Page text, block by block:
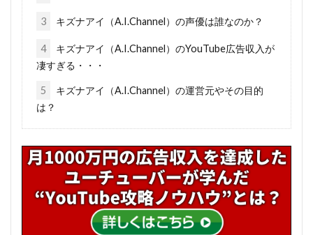
3 キズナアイ（A.I.Channel）の声優は誰なのか？
4
キズナアイ（A.I.Channel）のYouTube広告収入が
凄すぎる・・・
5
キズナアイ（A.I.Channel）の運営元やその目的
は？